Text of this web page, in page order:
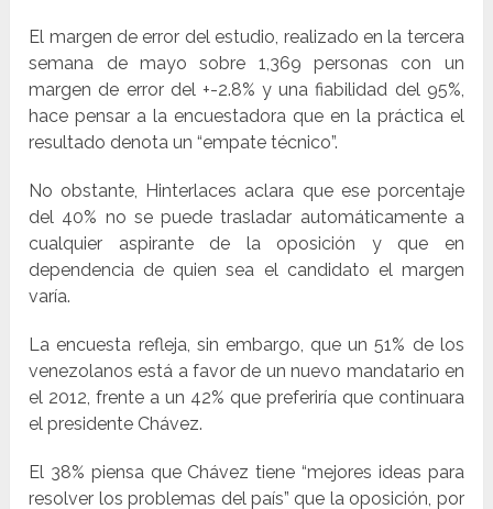
El margen de error del estudio, realizado en la tercera
semana de mayo sobre 1,369 personas con un
margen de error del +-2.8% y una fiabilidad del 95%,
hace pensar a la encuestadora que en la práctica el
resultado denota un “empate técnico”.
No obstante, Hinterlaces aclara que ese porcentaje
del 40% no se puede trasladar automáticamente a
cualquier aspirante de la oposición y que en
dependencia de quien sea el candidato el margen
varía.
La encuesta refleja, sin embargo, que un 51% de los
venezolanos está a favor de un nuevo mandatario en
el 2012, frente a un 42% que preferiría que continuara
el presidente Chávez.
El 38% piensa que Chávez tiene “mejores ideas para
resolver los problemas del país” que la oposición, por